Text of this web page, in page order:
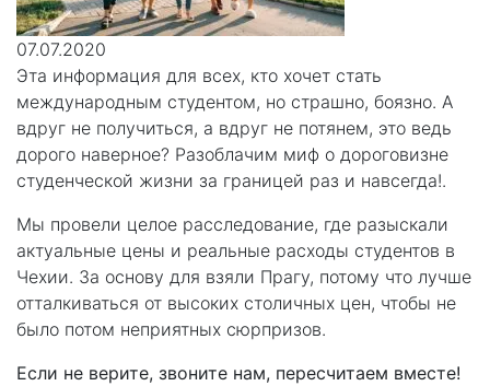
07.07.2020
Эта информация для всех, кто хочет стать
международным студентом, но страшно, боязно. А
вдруг не получиться, а вдруг не потянем, это ведь
дорого наверное? Разоблачим миф о дороговизне
студенческой жизни за границей раз и навсегда!.
Мы провели целое расследование, где разыскали
актуальные цены и реальные расходы студентов в
Чехии. За основу для взяли Прагу, потому что лучше
отталкиваться от высоких столичных цен, чтобы не
было потом неприятных сюрпризов.
Если не верите, звоните нам, пересчитаем вместе!